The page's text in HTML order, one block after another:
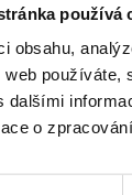
používá
obsahu,
web používáte,
dalšími
o